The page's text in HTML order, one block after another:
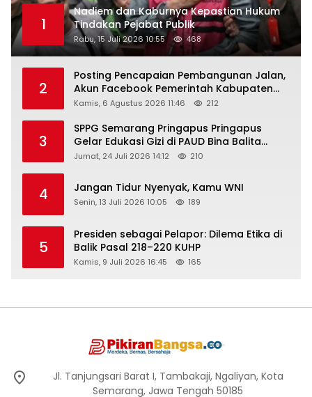
1
Nadiem dan Kaburnya Kepastian Hukum
Tindakan Pejabat Publik
Rabu, 15 Juli 2026 10:55 468
2
Posting Pencapaian Pembangunan Jalan,
Akun Facebook Pemerintah Kabupaten
Rembang “Dirujak” Warganet
Kamis, 6 Agustus 2026 11:46 212
3
SPPG Semarang Pringapus Pringapus
Gelar Edukasi Gizi di PAUD Bina Balita
Peringati Hari Anak Nasional 2026
Jumat, 24 Juli 2026 14:12 210
4 Jangan Tidur Nyenyak, Kamu WNI
Senin, 13 Juli 2026 10:05 189
5
Presiden sebagai Pelapor: Dilema Etika di
Balik Pasal 218–220 KUHP
Kamis, 9 Juli 2026 16:45 165
Jl. Tanjungsari Barat I, Tambakaji, Ngaliyan, Kota
Semarang, Jawa Tengah 50185